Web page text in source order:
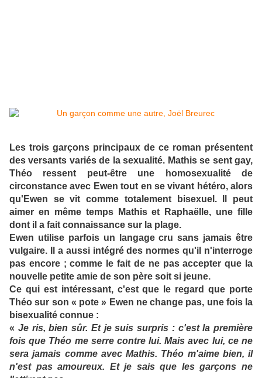
Les trois garçons principaux de ce roman présentent
des versants variés de la sexualité. Mathis se sent gay,
Théo ressent peut-être une homosexualité de
circonstance avec Ewen tout en se vivant hétéro, alors
qu'Ewen se vit comme totalement bisexuel. Il peut
aimer en même temps Mathis et Raphaëlle, une fille
dont il a fait connaissance sur la plage.
Ewen utilise parfois un langage cru sans jamais être
vulgaire. Il a aussi intégré des normes qu'il n'interroge
pas encore ; comme le fait de ne pas accepter que la
nouvelle petite amie de son père soit si jeune.
Ce qui est intéressant, c'est que le regard que porte
Théo sur son « pote » Ewen ne change pas, une fois la
bisexualité connue :
« Je ris, bien sûr. Et je suis surpris : c'est la première
fois que Théo me serre contre lui. Mais avec lui, ce ne
sera jamais comme avec Mathis. Théo m'aime bien, il
n'est pas amoureux. Et je sais que les garçons ne